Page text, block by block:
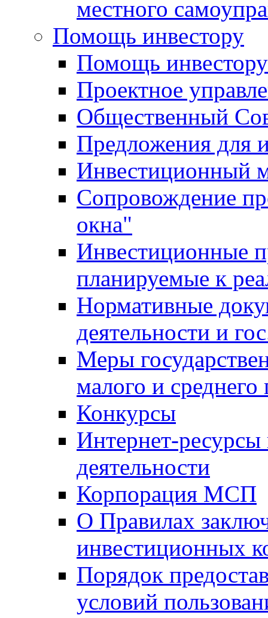
местного
Помощь инвестору
Помощь инвестору
Проектное
Общественный
Предложения для
Инвестиционный
Сопровождение
окна"
Инвестиционные
планируемые к
Нормативные
деятельности и
Меры
малого и среднего
Конкурсы
Интернет-
деятельности
Корпорация МСП
О Правилах
инвестиционных
Порядок
условий